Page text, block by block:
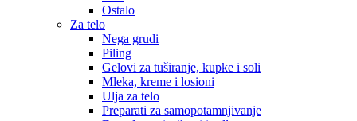
Ostalo
Za telo
Nega grudi
Piling
Gelovi za tuširanje, kupke i soli
Mleka, kreme i losioni
Ulja za telo
Preparati za samopotamnjivanje